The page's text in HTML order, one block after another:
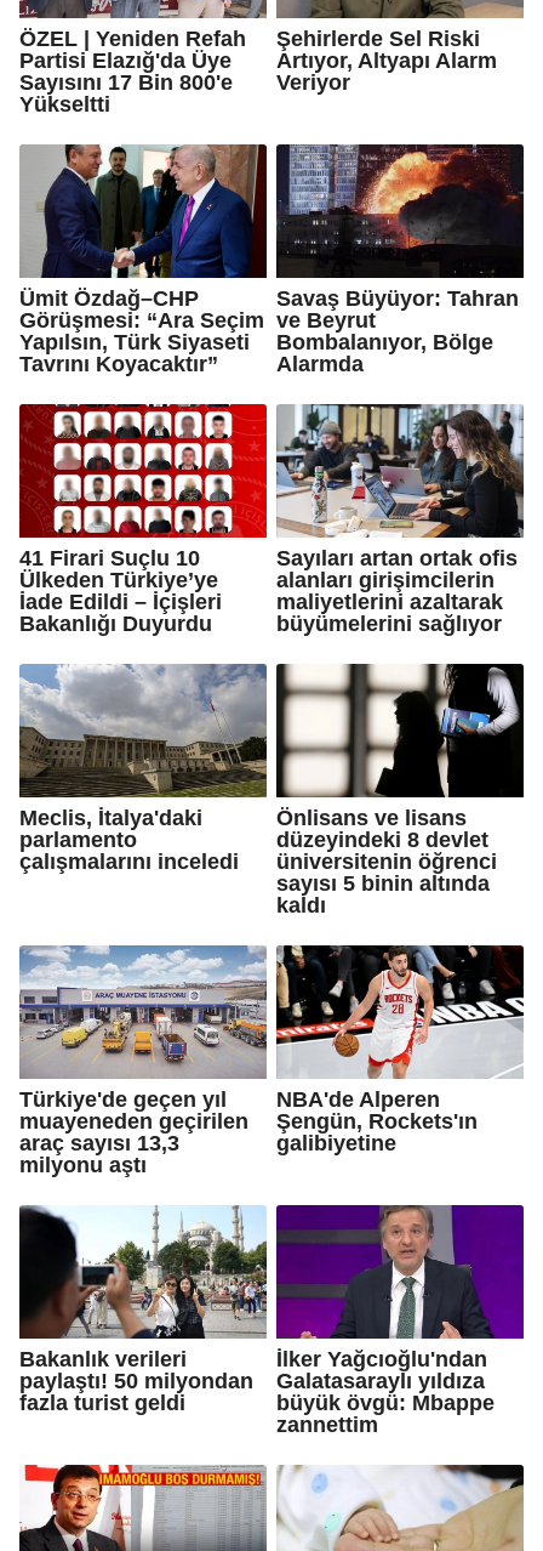
ÖZEL | Yeniden Refah
Partisi Elazığ'da Üye
Sayısını 17 Bin 800'e
Yükseltti
Şehirlerde Sel Riski
Artıyor, Altyapı Alarm
Veriyor
Ümit Özdağ–CHP
Görüşmesi: “Ara Seçim
Yapılsın, Türk Siyaseti
Tavrını Koyacaktır”
Savaş Büyüyor: Tahran
ve Beyrut
Bombalanıyor, Bölge
Alarmda
41 Firari Suçlu 10
Ülkeden Türkiye’ye
İade Edildi – İçişleri
Bakanlığı Duyurdu
Sayıları artan ortak ofis
alanları girişimcilerin
maliyetlerini azaltarak
büyümelerini sağlıyor
Meclis, İtalya'daki
parlamento
çalışmalarını inceledi
Önlisans ve lisans
düzeyindeki 8 devlet
üniversitenin öğrenci
sayısı 5 binin altında
kaldı
Türkiye'de geçen yıl
muayeneden geçirilen
araç sayısı 13,3
milyonu aştı
NBA'de Alperen
Şengün, Rockets'ın
galibiyetine
Bakanlık verileri
paylaştı! 50 milyondan
fazla turist geldi
İlker Yağcıoğlu'ndan
Galatasaraylı yıldıza
büyük övgü: Mbappe
zannettim